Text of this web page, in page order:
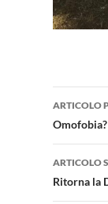
ARTICOLO
ARTICOLO
Ritorna la